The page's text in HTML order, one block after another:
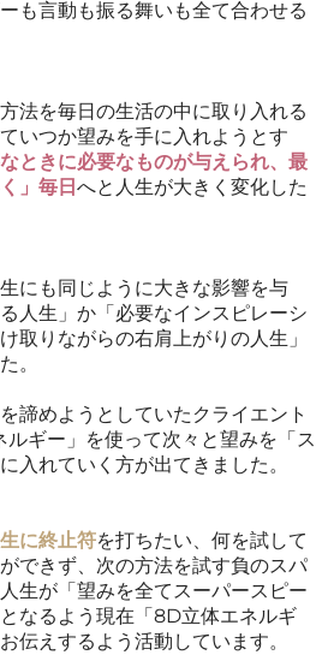
も言動も振る舞いも全て合わせる
法を毎日の生活の中に取り入れる
いつか望みを手に入れようとす
なときに必要なものが与えられ、最
」毎日 へと人生が大きく変化した
にも同じように大きな影響を与
人生」か「必要なインスピレーシ
取りながらの右肩上がりの人生」
。
諦めようとしていたクライエント
ギー」を使って次々と望みを「ス
入れていく方が出てきました。
に終止符を打ちたい、何を試して
できず、次の方法を試す負のスパ
生が「望みを全てスーパースピー
なるよう現在「8D立体エネルギ
伝えするよう活動しています。